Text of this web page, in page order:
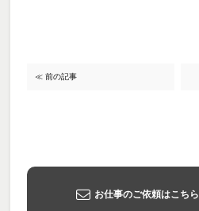
≪ 前の記事
お仕事のご依頼はこちら